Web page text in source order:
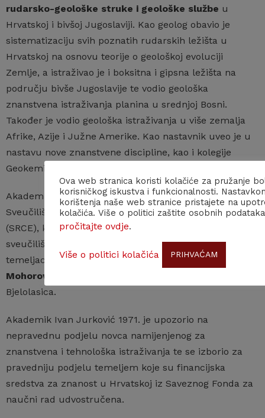
rudarsko-geološke struke i geološke službe u
Hrvatskoj i bivšoj Jugoslaviji. Kao geolog obavio je
sistematizaciju svih poznatih rudarskih ležišta u
Hrvatskoj na osnovu teorije o geološkoj evoluciji
Zemlje, a istraživao je i boksitna i gipsna ležišta na
području bivše Jugoslavije te vodio geološka
znanstvena istraživanja planina u srednjoj Bosni.
Također je vodio geološka istraživanja u više zemalja
Afrike, Azije i Južne Amerike. Kao nastavnik uveo je u
nastavu nove znanstvene discipline, kao i kolegije
Geokemija i Rudna mikroskopija.
Akademik Jurkovićzaslužan je za osnutak
Sveučilišnog računskog centra Sveučilišta u Zagrebu
(SRCE), kao i za izgradnju nove Nacionalne i
sveučilišne knjižnice kojoj je 1988. položio kamen-
temeljac, zajedno sakademikom Androm
Mohorovičićem
Bjelolasica.
Akademik Ivan Jurković 1971. je upozorio na
nepravednu podjelu novca namijenjenog za
znanstvena i tehnološka istraživanja te se izborio za
pravedniju podjelu temeljem koje su financijska
sredstva za znanost u Hrvatskoj iz Saveznog Fonda za
naučni rad udvostručena.
Ova web stranica koristi kolačiće za pružanje
korisničkog iskustva i funkcionalnosti.
korištenja naše web stranice pristajete na
kolačića. Više o politici zaštite osobnih podataka
pročitajte ovdje.
Više o politici kolačića PRIHVAĆAM